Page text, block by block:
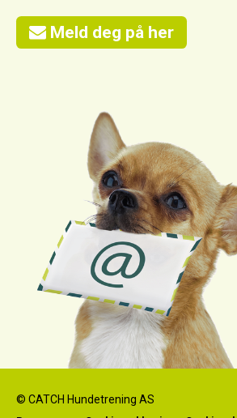
Meld deg på her
© CATCH Hundetrening AS